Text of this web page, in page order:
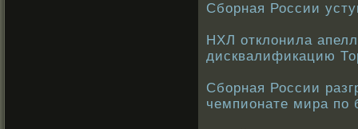
Сборная России
НХЛ отклонила
дисквалификацию
Сборная России
чемпионате мира по